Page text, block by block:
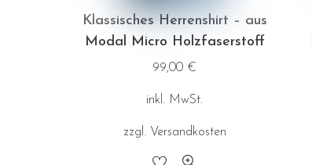
Klassisches Herrenshirt – aus
Modal Micro Holzfaserstoff
99,00 €
inkl. MwSt.
zzgl. Versandkosten
Dieses